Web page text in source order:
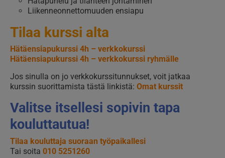
Liikenneonnettomuuden ensiapu
Tilaa kurssi alta
Hätäensiapukurssi 4h – verkkokurssi
Hätäensiapukurssi 4h – verkkokurssi ryhmälle
Jos sinulla on jo verkkokurssitunnukset, voit jatkaa
kurssin suorittamista tästä linkistä: Omat kurssit
Valitse itsellesi sopivin tapa
kouluttautua!
Tilaa kouluttaja suoraan työpaikallesi
Tai soita 010 5251260